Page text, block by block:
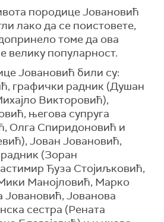
породице Јовановић
лако да се поистовете,
томе да ова
велику популарност.
Јовановић били су:
графички радник (Душан
Викторовић),
његова супруга
Олга Спиридоновић и
), Јован Јовановић,
(Зоран
Ђуза Стојиљковић,
Манојловић, Марко
Јовановић, Јованова
сестра (Рената